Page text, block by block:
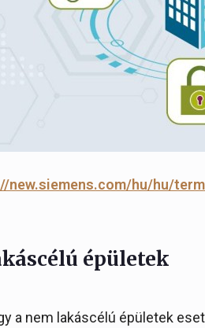
new.siemens.com/hu/hu/
épületek
a nem lakáscélú épületek